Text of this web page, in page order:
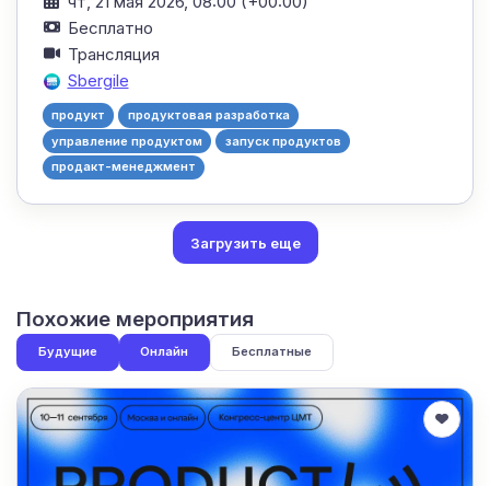
Бесплатно
Трансляция
Sbergile
продукт
продуктовая разработка
управление продуктом
запуск продуктов
продакт-менеджмент
Загрузить еще
Похожие мероприятия
Будущие Онлайн Бесплатные